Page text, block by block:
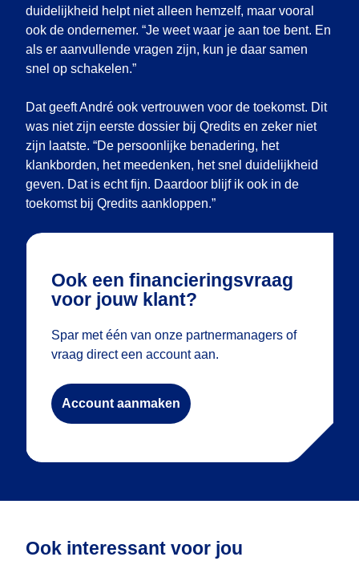
duidelijkheid helpt niet alleen hemzelf, maar vooral
ook de ondernemer. “Je weet waar je aan toe bent. En
als er aanvullende vragen zijn, kun je daar samen
snel op schakelen.”
Dat geeft André ook vertrouwen voor de toekomst. Dit
was niet zijn eerste dossier bij Qredits en zeker niet
zijn laatste. “De persoonlijke benadering, het
klankborden, het meedenken, het snel duidelijkheid
geven. Dat is echt fijn. Daardoor blijf ik ook in de
toekomst bij Qredits aankloppen.”
Ook een financieringsvraag
voor jouw klant?
Spar met één van onze partnermanagers of
vraag direct een account aan.
Account aanmaken
Ook interessant voor jou